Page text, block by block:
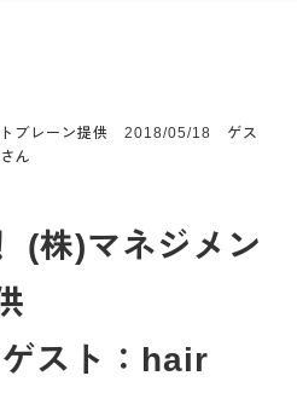
トブレーン提供 2018/05/18 ゲス
ん
(株)マネジメン
スト：hair